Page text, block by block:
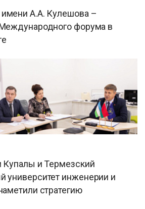
А.А. Кулешова –
форума в
Купалы и Термезский
университет инженерии и
стратегию